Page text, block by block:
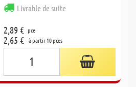
Livrable de suite
2,89 € pce
2,65 € à partir 10 pces